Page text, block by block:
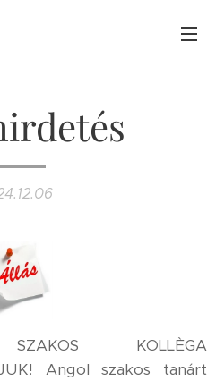
SZAKOS KOLLÈGA
Angol szakos tanárt